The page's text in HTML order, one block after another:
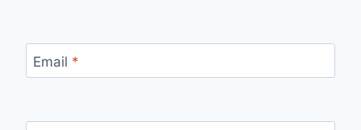
Email *